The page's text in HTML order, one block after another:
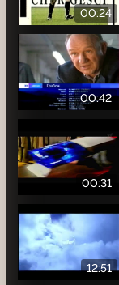
00:24
00:42
00:31
12:51